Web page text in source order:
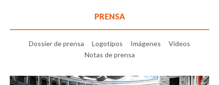
PRENSA
Dossier de prensa Logotipos Imágenes
Vídeos
Notas de prensa